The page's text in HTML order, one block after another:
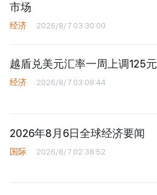
市场
经济 2026/8/7 03:30:00
越盾兑美元汇率一周上调125元
经济 2026/8/7 03:08:44
2026年8月6日全球经济要闻
国际 2026/8/7 02:38:52